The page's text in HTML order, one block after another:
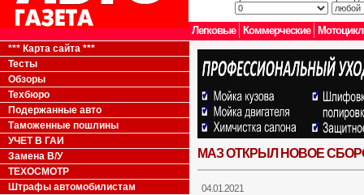
Легковые Коммерческие
*** Карта сайта ***
Тесты
Обзоры
Техбюро
Подержанные авто
Таможенные пошлины
УЧЕТ В ГАИ
Замена В/У
ТЕХОСМОТР
Штрафы автомобилистам
МАЗ ОТКРЫЛ НОВОЕ
04.01.2021